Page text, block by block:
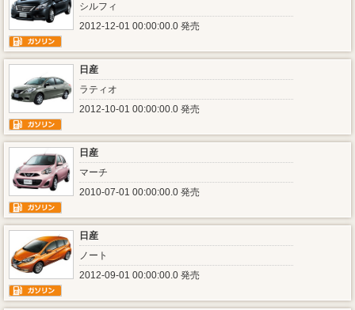
シルフィ
2012-12-01 00:00:00.0 発売
日産
ラティオ
2012-10-01 00:00:00.0 発売
日産
マーチ
2010-07-01 00:00:00.0 発売
日産
ノート
2012-09-01 00:00:00.0 発売